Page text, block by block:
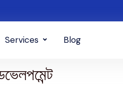
Services Blog